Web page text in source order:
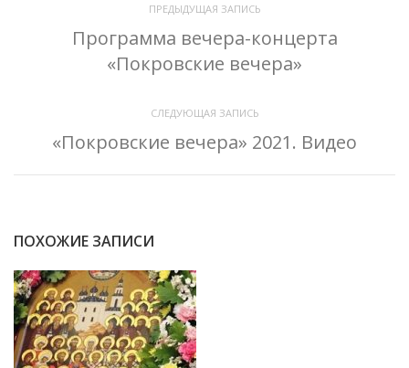
ПРЕДЫДУЩАЯ ЗАПИСЬ
Программа вечера-концерта
«Покровские вечера»
СЛЕДУЮЩАЯ ЗАПИСЬ
«Покровские вечера» 2021. Видео
ПОХОЖИЕ ЗАПИСИ